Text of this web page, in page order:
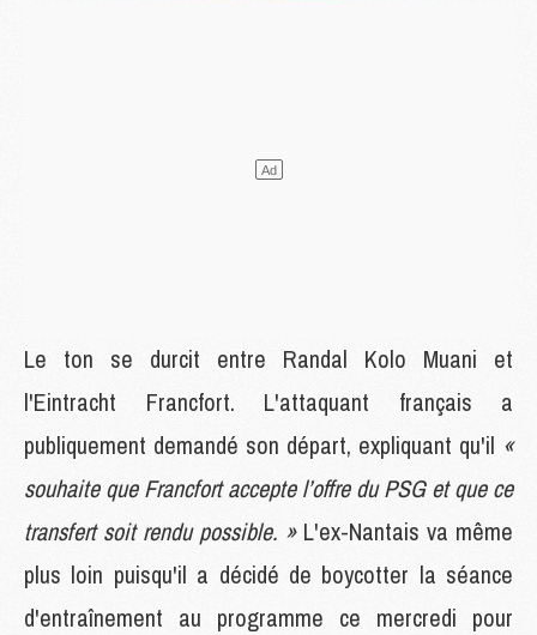
Le ton se durcit entre Randal Kolo Muani et
l'Eintracht Francfort. L'attaquant français a
publiquement demandé son départ, expliquant qu'il «
souhaite que Francfort accepte l’offre du PSG et que ce
transfert soit rendu possible. » L'ex-Nantais va même
plus loin puisqu'il a décidé de boycotter la séance
d'entraînement au programme ce mercredi pour